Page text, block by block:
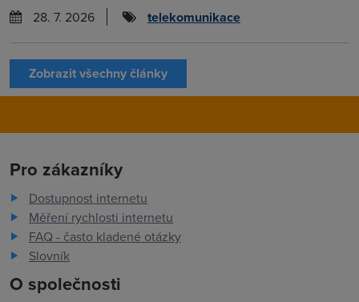
28. 7. 2026
telekomunikace
Zobrazit všechny články
Pro zákazníky
Dostupnost internetu
Měření rychlosti internetu
FAQ - často kladené otázky
Slovník
O společnosti